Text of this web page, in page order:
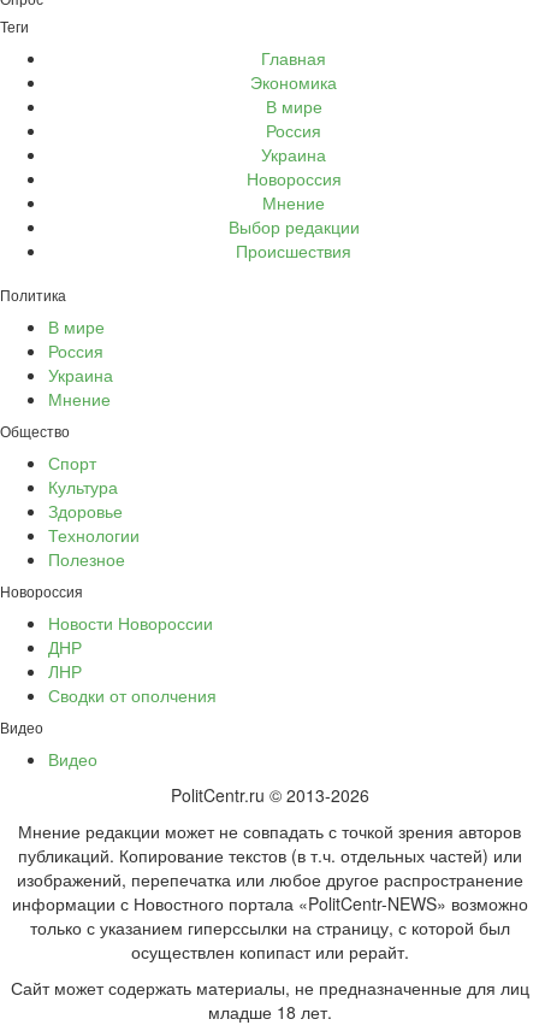
Теги
Главная
Экономика
В мире
Россия
Украина
Новороссия
Мнение
Выбор редакции
Происшествия
Политика
В мире
Россия
Украина
Мнение
Общество
Спорт
Культура
Здоровье
Технологии
Полезное
Новороссия
Новости Новороссии
ДНР
ЛНР
Сводки от ополчения
Видео
Видео
PolitCentr.ru © 2013-2026
Мнение редакции может не совпадать с точкой зрения авторов
публикаций. Копирование текстов (в т.ч. отдельных частей) или
изображений, перепечатка или любое другое распространение
информации с Новостного портала «PolitCentr-NEWS» возможно
только с указанием гиперссылки на страницу, с которой был
осуществлен копипаст или рерайт.
Сайт может содержать материалы, не предназначенные для лиц
младше 18 лет.